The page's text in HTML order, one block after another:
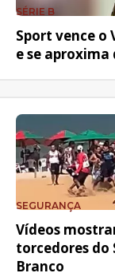
SÉRIE B
Sport vence o
e se aproxima
SEGURANÇA
Vídeos
torcedores do
Branco